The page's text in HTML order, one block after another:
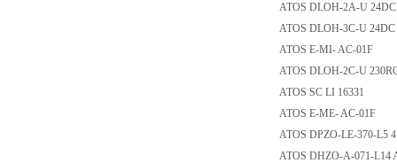
ATOS DLOH-2A-U
ATOS DLOH-3C-U
ATOS E-MI- AC-
ATOS DLOH-2C-U
ATOS SC LI 16331
ATOS E-ME- AC-
ATOS DPZO-LE-
ATOS DHZO-A-071-